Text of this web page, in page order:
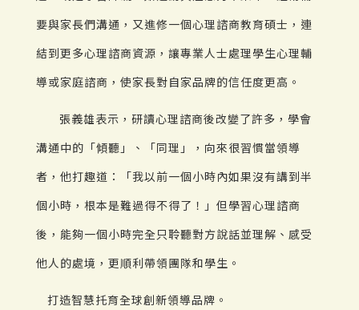
要與家長們溝通，又進修一個心理諮商教育碩士，連
結到更多心理諮商資源，讓專業人士處理學生心理輔
導或家庭諮商，使家長對自家品牌的信任度更高。
張義雄表示，研讀心理諮商後改變了許多，學會
溝通中的「傾聽」、「同理」，向來很習慣當領導
者，他打趣道：「我以前一個小時內如果沒有講到半
個小時，根本是難過得不得了！」但學習心理諮商
後，能夠一個小時完全只聆聽對方說話並理解、感受
他人的處境，更順利帶領團隊和學生。
打造智慧托育全球創新領導品牌。